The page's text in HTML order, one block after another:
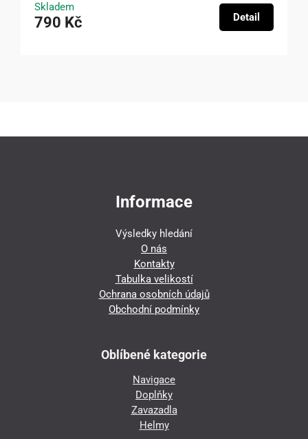
Skladem
790 Kč Detail
Informace
Výsledky hledání
O nás
Kontakty
Tabulka velikostí
Ochrana osobních údajů
Obchodní podmínky
Oblíbené kategorie
Navigace
Doplňky
Zavazadla
Helmy